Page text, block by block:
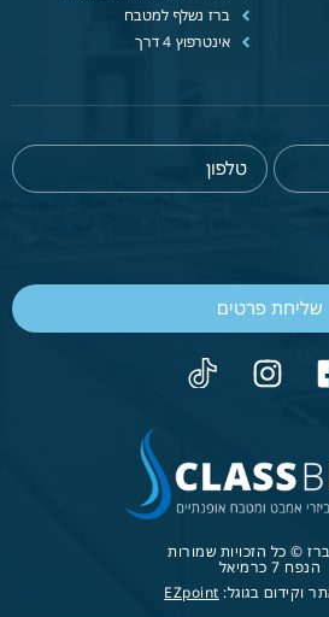
ברז נשלף למטבח
אינטרפוץ 4 דרך
שליחת פרטים
© כל הזכויות שמורות
הנפח 7 כרמיאל
וקידום בגוגל: EZpoint